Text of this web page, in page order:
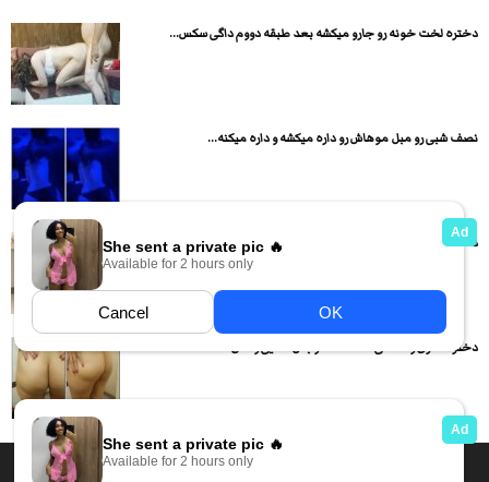
دختره لخت خونه رو جارو میکشه بعد طبقه دووم داگی سکس...
نصف شبی رو مبل موهاش رو داره میکشه و داره میکنه...
دختره داره ظرف میشوره پسره میره لختش میکنه و سرپایی سکس...
دختر حشری و سکسی لخت شده و بدن نمایی و کص...